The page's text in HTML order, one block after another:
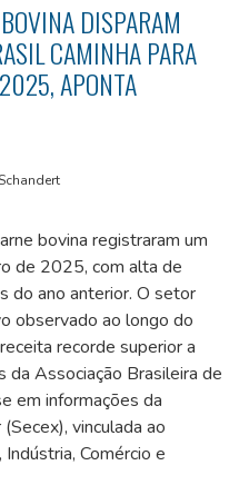
DISPARAM
CAMINHA PARA
APONTA
bovina registraram um
de 2025, com alta de
do ano anterior. O setor
observado ao longo do
recorde superior a
Associação Brasileira de
em informações da
vinculada ao
Comércio e